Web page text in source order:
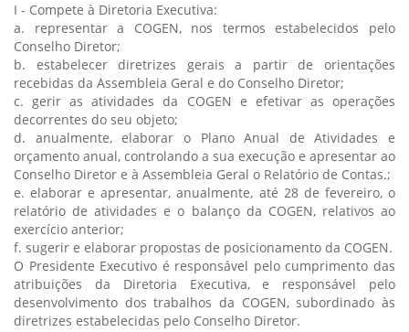
I - Compete à Diretoria Executiva:
a. representar a COGEN, nos termos estabelecidos pelo
Conselho Diretor;
b. estabelecer diretrizes gerais a partir de orientações
recebidas da Assembleia Geral e do Conselho Diretor;
c. gerir as atividades da COGEN e efetivar as operações
decorrentes do seu objeto;
d. anualmente, elaborar o Plano Anual de Atividades e
orçamento anual, controlando a sua execução e apresentar ao
Conselho Diretor e à Assembleia Geral o Relatório de Contas.;
e. elaborar e apresentar, anualmente, até 28 de fevereiro, o
relatório de atividades e o balanço da COGEN, relativos ao
exercício anterior;
f. sugerir e elaborar propostas de posicionamento da COGEN.
O Presidente Executivo é responsável pelo cumprimento das
atribuições da Diretoria Executiva, e responsável pelo
desenvolvimento dos trabalhos da COGEN, subordinado às
diretrizes estabelecidas pelo Conselho Diretor.